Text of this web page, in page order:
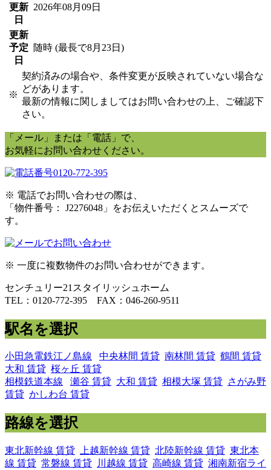
更新
日
2026年08月09日
更新
予定
日
随時 (最長で8月23日)
※
契約済みの場合や、条件変更が反映されていない場合な
どがあります。
最新の情報に関しましてはお問い合わせの上、ご確認下
さい。
「メール」または「電話」で、
お気軽にお問い合わせください。
0120-772-395
※ 電話でお問い合わせの際は、
「物件番号： J2276048」をお伝えいただくとスムーズで
す。
※ 一度に複数物件のお問い合わせができます。
センチュリー21スタイリッシュホーム
TEL：0120-772-395 FAX：046-260-9511
駅名を選択
小田急電鉄江ノ島線 中央林間 賃貸 南林間 賃貸 鶴間 賃貸
大和 賃貸 桜ヶ丘 賃貸
相模鉄道本線
瀬谷 賃貸 大和 賃貸 相模大塚 賃貸 さがみ野
賃貸 かしわ台 賃貸
路線を選択
東北新幹線 賃貸 上越新幹線 賃貸 北陸新幹線 賃貸 東北本
線 賃貸 常磐線 賃貸 川越線 賃貸 高崎線 賃貸 湘南新宿ライ